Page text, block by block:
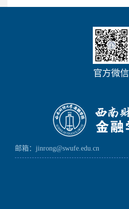
官方微信
邮箱：jinrong@swufe.edu.cn